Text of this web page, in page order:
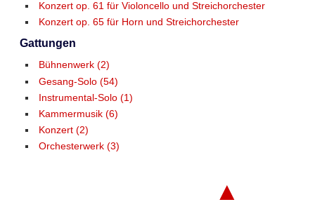
Konzert op. 61 für Violoncello und Streichorchester
Konzert op. 65 für Horn und Streichorchester
Gattungen
Bühnenwerk (2)
Gesang-Solo (54)
Instrumental-Solo (1)
Kammermusik (6)
Konzert (2)
Orchesterwerk (3)
▲